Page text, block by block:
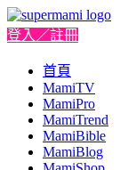
登入／註冊
首頁
MamiTV
MamiPro
MamiTrend
MamiBible
MamiBlog